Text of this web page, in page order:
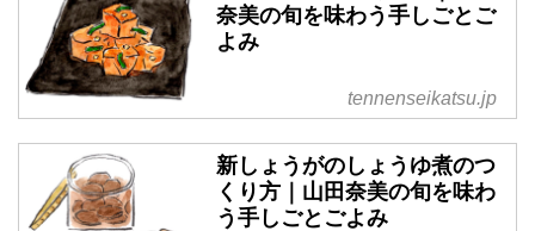
奈美の旬を味わう手しごとご
よみ
tennenseikatsu.jp
新しょうがのしょうゆ煮のつ
くり方｜山田奈美の旬を味わ
う手しごとごよみ